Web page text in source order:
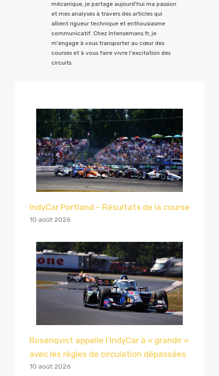
mécanique, je partage aujourd'hui ma passion
et mes analyses à travers des articles qui
allient rigueur technique et enthousiasme
communicatif. Chez Intensemans.fr, je
m'engage à vous transporter au cœur des
courses et à vous faire vivre l'excitation des
circuits.
IndyCar Portland – Résultats de la course
10 août 2026
Rosenqvist appelle l’IndyCar à « grandir »
avec les règles de circulation dépassées
10 août 2026